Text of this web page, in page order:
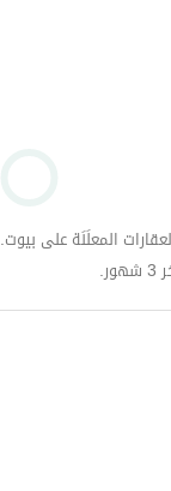
المعلَنَة على بيوت.